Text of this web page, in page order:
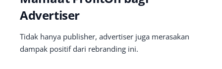
Advertiser
Tidak hanya publisher, advertiser juga merasakan
dampak positif dari rebranding ini.